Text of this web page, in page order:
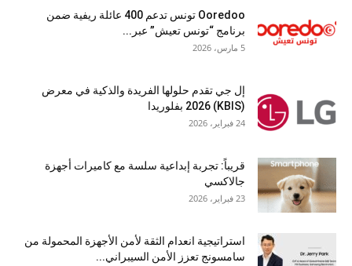
Ooredoo تونس تدعم 400 عائلة ريفية ضمن
برنامج “تونس تعيش” عبر...
5 مارس، 2026
إل جي تقدم حلولها الفريدة والذكية في معرض
(KBIS) 2026 بفلوريدا
24 فبراير، 2026
قريباً: تجربة إبداعية سلسة مع كاميرات أجهزة
جالاكسي
23 فبراير، 2026
استراتيجية انعدام الثقة لأمن الأجهزة المحمولة من
سامسونج تعزز الأمن السيبراني...